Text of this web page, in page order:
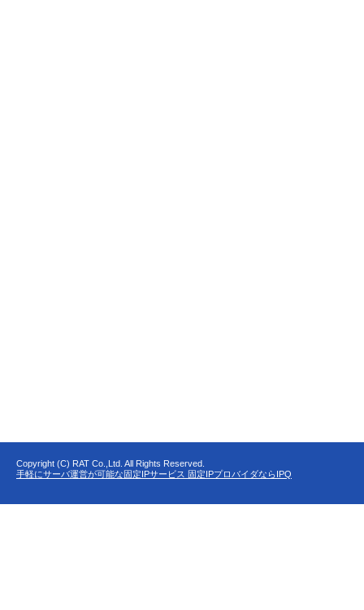
Copyright (C) RAT Co.,Ltd. All Rights Reserved.
手軽にサーバ運営が可能な固定IPサービス 固定IPプロバイダならIPQ